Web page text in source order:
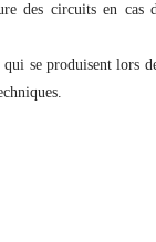
des circuits en cas
se produisent lors